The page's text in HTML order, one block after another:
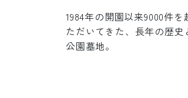
1984年の開園以来9000件
ただいてきた、長年の歴史
公園墓地。